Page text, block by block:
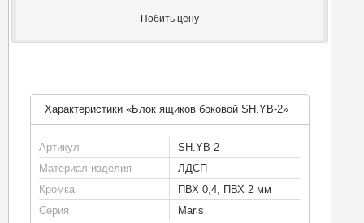
Побить цену
Характеристики «Блок ящиков боковой SH.YB-2»
Артикул
SH.YB-2
Материал изделия
ЛДСП
Кромка
ПВХ 0,4, ПВХ 2 мм
Серия
Maris